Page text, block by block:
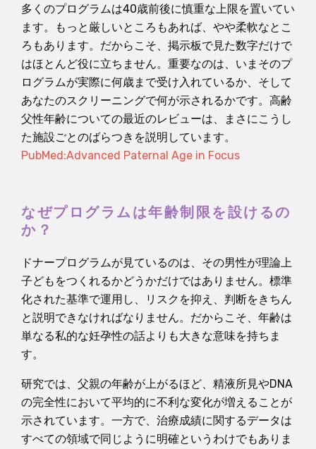
多くのプログラムは40歳前後に慎重な上限を置いてい
ます。もっと厳しいところもあれば、やや柔軟なとこ
ろもあります。だからこそ、掲示板で見た数字だけで
はほとんど役に立ちません。重要なのは、いまそのプ
ログラムが実際に何歳まで受け入れているか、そして
あなたのスクリーニングで何が示されるかです。高齢
父性年齢についての最近のレビューは、まさにこうし
た施設ごとのばらつきを説明しています。
PubMed:Advanced Paternal Age in Focus
なぜプログラムは年齢制限を設けるの
か？
ドナープログラムが見ているのは、その男性が理論上
子どもをつくれるかどうかだけではありません。標準
化された基準で運用し、リスクを抑え、判断をきちん
と説明できなければなりません。だからこそ、年齢は
単なる私的な妊孕性の話よりも大きな意味を持ちま
す。
研究では、父親の年齢が上がるほど、精液所見やDNA
の完全性において平均的に不利な変化が増えることが
示されています。一方で、治療成績に関するデータは
すべての領域で同じように明確というわけでもありま